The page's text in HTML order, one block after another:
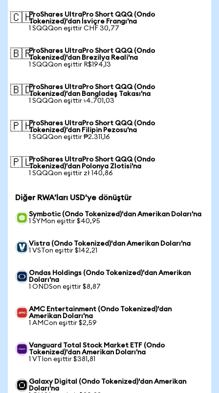
🇨🇭ProShares UltraPro Short QQQ (Ondo
Tokenized)'dan İsviçre Frangı'na
1 SQQQon eşittir CHF 30,77
🇧🇷ProShares UltraPro Short QQQ (Ondo
Tokenized)'dan Brezilya Reali'na
1 SQQQon eşittir R$194,13
🇧🇩ProShares UltraPro Short QQQ (Ondo
Tokenized)'dan Bangladeş Takası'na
1 SQQQon eşittir ৳4.701,03
🇵🇭ProShares UltraPro Short QQQ (Ondo
Tokenized)'dan Filipin Pezosu'na
1 SQQQon eşittir ₱2.311,16
🇵🇱ProShares UltraPro Short QQQ (Ondo
Tokenized)'dan Polonya Zlotisi'na
1 SQQQon eşittir zł 140,86
Diğer RWA'ları USD'ye dönüştür
Symbotic (Ondo Tokenized)'dan Amerikan Doları'na
1 SYMon eşittir $40,95
Vistra (Ondo Tokenized)'dan Amerikan Doları'na
1 VSTon eşittir $142,21
Ondas Holdings (Ondo Tokenized)'dan Amerikan
Doları'na
1 ONDSon eşittir $8,87
AMC Entertainment (Ondo Tokenized)'dan
Amerikan Doları'na
1 AMCon eşittir $2,59
Vanguard Total Stock Market ETF (Ondo
Tokenized)'dan Amerikan Doları'na
1 VTIon eşittir $381,81
Galaxy Digital (Ondo Tokenized)'dan Amerikan
Doları'na